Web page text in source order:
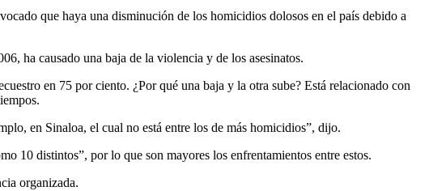
que haya una disminución de los homicidios dolosos en el país debido a
ha causado una baja de la violencia y de los asesinatos.
en 75 por ciento. ¿Por qué una baja y la otra sube? Está relacionado con
en Sinaloa, el cual no está entre los de más homicidios”, dijo.
10 distintos”, por lo que son mayores los enfrentamientos entre estos.
organizada.